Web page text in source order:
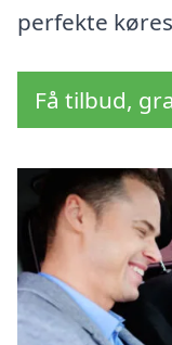
perfekte
Få tilbud,